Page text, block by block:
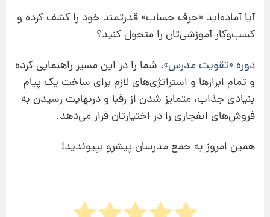
آیا آماده‌اید «حرف حساب» قدرتمند خود را کشف کرده و
کسب‌وکار آموزشی‌تان را متحول کنید؟
دوره «تقویت مدرس»، شما را در این مسیر راهنمایی کرده
و تمام ابزارها و استراتژی‌های لازم برای ساخت یک پیام
بنیادی جذاب، متمایز شدن از رقبا و درنهایت رسیدن به
فروش‌های انفجاری را در اختیارتان قرار می‌دهد.
همین امروز به جمع مدرسان پیشرو بپیوندید!